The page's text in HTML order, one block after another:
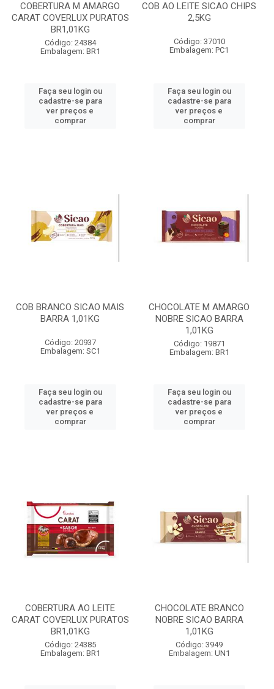
COBERTURA M AMARGO
CARAT COVERLUX PURATOS
BR1,01KG
Código: 24384
Embalagem: BR1
Faça seu login ou
cadastre-se para
ver preços e
comprar
COB AO LEITE SICAO CHIPS
2,5KG
Código: 37010
Embalagem: PC1
Faça seu login ou
cadastre-se para
ver preços e
comprar
COB BRANCO SICAO MAIS
BARRA 1,01KG
Código: 20937
Embalagem: SC1
Faça seu login ou
cadastre-se para
ver preços e
comprar
CHOCOLATE M AMARGO
NOBRE SICAO BARRA
1,01KG
Código: 19871
Embalagem: BR1
Faça seu login ou
cadastre-se para
ver preços e
comprar
COBERTURA AO LEITE
CARAT COVERLUX PURATOS
BR1,01KG
Código: 24385
Embalagem: BR1
CHOCOLATE BRANCO
NOBRE SICAO BARRA
1,01KG
Código: 3949
Embalagem: UN1